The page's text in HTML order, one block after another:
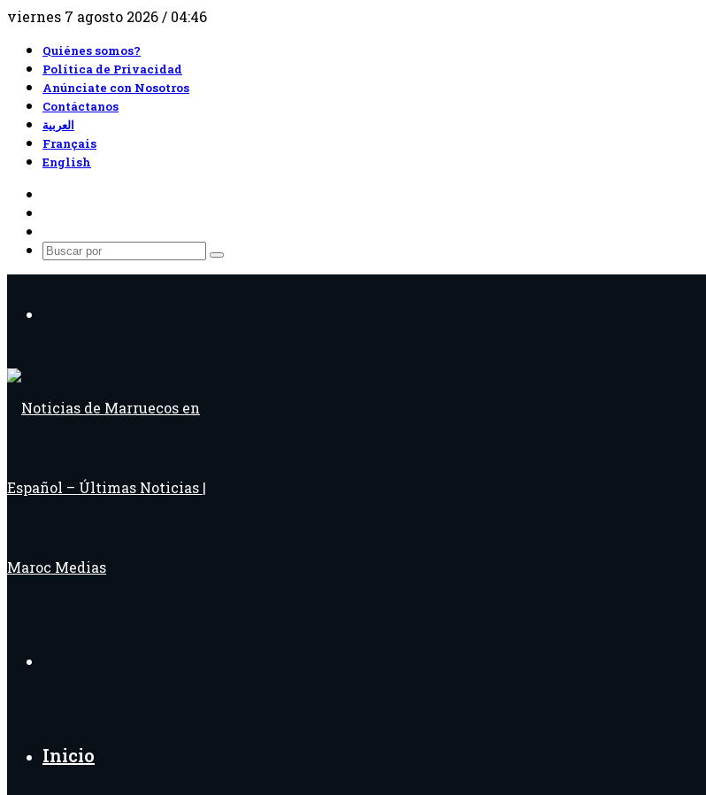
viernes 7 agosto 2026 / 04:46
Quiénes somos?
Política de Privacidad
Anúnciate con Nosotros
Contáctanos
العربية
Français
English
Buscar
por
Inicio